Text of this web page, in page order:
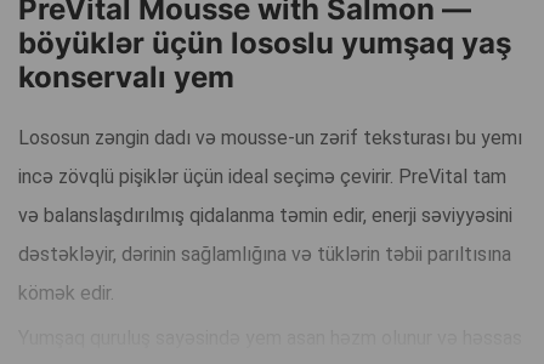
PreVital Mousse with Salmon —
böyüklər üçün lososlu yumşaq yaş
konservalı yem
Lososun zəngin dadı və mousse-un zərif teksturası bu yemı
incə zövqlü pişiklər üçün ideal seçimə çevirir. PreVital tam
və balanslaşdırılmış qidalanma təmin edir, enerji səviyyəsini
dəstəkləyir, dərinin sağlamlığına və tüklərin təbii parıltısına
kömək edir.